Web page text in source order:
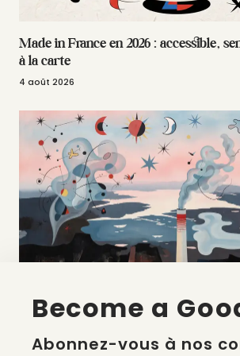
Made in France en 2026 : accessible,
à la carte
4 août 2026
La liste des prestataires du bilan
de mode
2 août 2026
Become a
Abonnez-vous à nos